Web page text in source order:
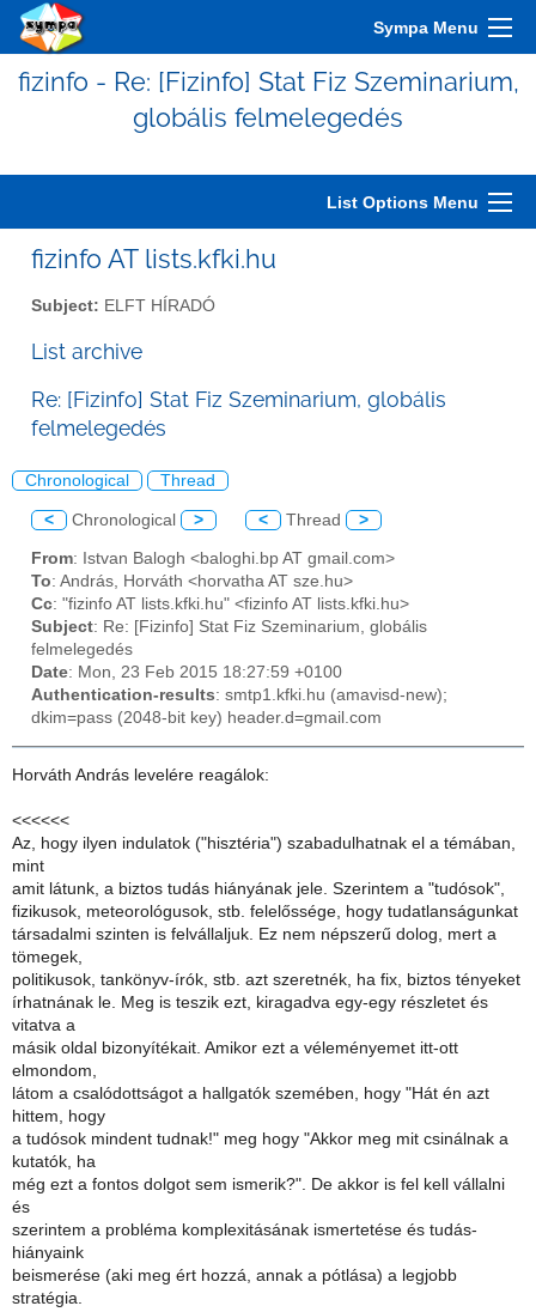
Sympa Menu
fizinfo - Re: [Fizinfo] Stat Fiz Szeminarium,
globális felmelegedés
List Options Menu
fizinfo AT lists.kfki.hu
Subject: ELFT HÍRADÓ
List archive
Re: [Fizinfo] Stat Fiz Szeminarium, globális
felmelegedés
Chronological Thread
< Chronological > < Thread >
From: Istvan Balogh <baloghi.bp AT gmail.com>
To: András, Horváth <horvatha AT sze.hu>
Cc: "fizinfo AT lists.kfki.hu" <fizinfo AT lists.kfki.hu>
Subject: Re: [Fizinfo] Stat Fiz Szeminarium, globális
felmelegedés
Date: Mon, 23 Feb 2015 18:27:59 +0100
Authentication-results: smtp1.kfki.hu (amavisd-new);
dkim=pass (2048-bit key) header.d=gmail.com
Horváth András levelére reagálok:
<<<<<<
Az, hogy ilyen indulatok ("hisztéria") szabadulhatnak el a témában,
mint
amit látunk, a biztos tudás hiányának jele. Szerintem a "tudósok",
fizikusok, meteorológusok, stb. felelőssége, hogy tudatlanságunkat
társadalmi szinten is felvállaljuk. Ez nem népszerű dolog, mert a
tömegek,
politikusok, tankönyv-írók, stb. azt szeretnék, ha fix, biztos tényeket
írhatnának le. Meg is teszik ezt, kiragadva egy-egy részletet és
vitatva a
másik oldal bizonyítékait. Amikor ezt a véleményemet itt-ott
elmondom,
látom a csalódottságot a hallgatók szemében, hogy "Hát én azt
hittem, hogy
a tudósok mindent tudnak!" meg hogy "Akkor meg mit csinálnak a
kutatók, ha
még ezt a fontos dolgot sem ismerik?". De akkor is fel kell vállalni
és
szerintem a probléma komplexitásának ismertetése és tudás-
hiányaink
beismerése (aki meg ért hozzá, annak a pótlása) a legjobb
stratégia.